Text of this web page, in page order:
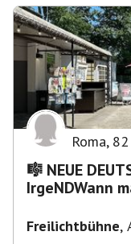
Roma, 82
🎼 NEUE
IrgeNDWann
Freilichtbühne,